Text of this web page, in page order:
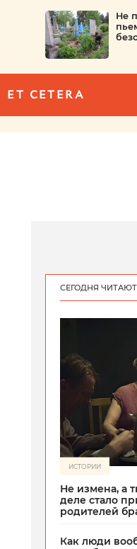
Не
ET CETERA
СЕГОДНЯ ЧИТАЮТ
ИСТОРИИ
Не измена, а
деле стало
родителей
Как люди